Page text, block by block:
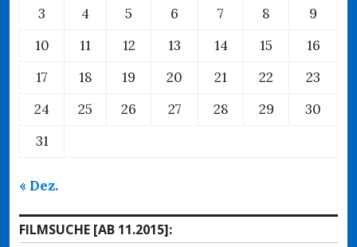
3
4 5 6 7 8
9
10
11 12 13 14 15
16
17
18 19 20 21 22
23
24
25 26 27 28 29
30
31
« Dez.
FILMSUCHE [AB 11.2015]: